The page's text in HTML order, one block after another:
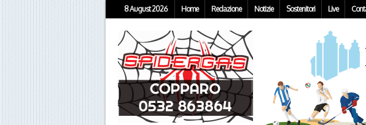
8 August 2026 Home Redazione Notizie Sostenitori Live